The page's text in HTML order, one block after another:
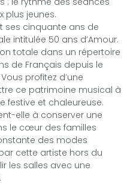
plus jeunes.
ses cinquante ans de
intitulée 50 ans d’Amour.
totale dans un répertoire
de Français depuis le
profitez d’une
ce patrimoine musical à
festive et chaleureuse.
elle à conserver une
le cœur des familles
des modes
cette artiste hors du
les salles avec une